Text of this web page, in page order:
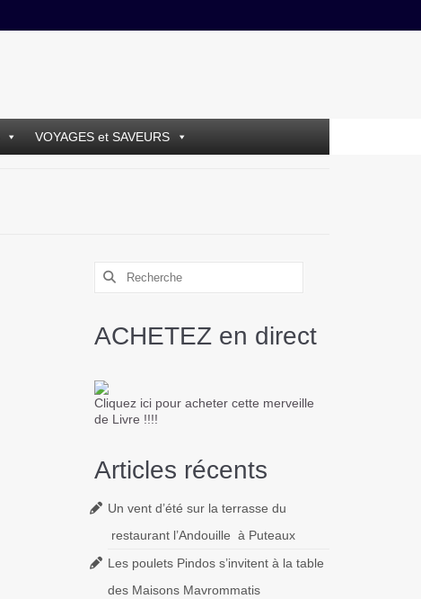
VOYAGES et SAVEURS
ACHETEZ en direct
Cliquez ici pour acheter cette merveille
de Livre !!!!
Articles récents
Un vent d’été sur la terrasse du
restaurant l’Andouille à Puteaux
Les poulets Pindos s’invitent à la table
des Maisons Mavrommatis